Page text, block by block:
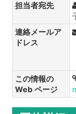
担当者宛先
連絡メールア
ドレス
この情報の
Web ページ